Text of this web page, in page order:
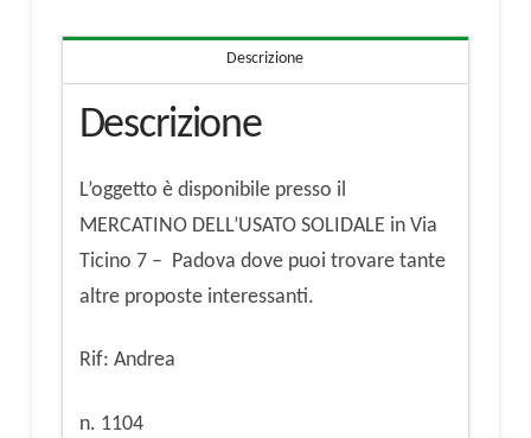
Descrizione
Descrizione
L’oggetto è disponibile presso il
MERCATINO DELL’USATO SOLIDALE in Via
Ticino 7 – Padova dove puoi trovare tante
altre proposte interessanti.
Rif: Andrea
n. 1104